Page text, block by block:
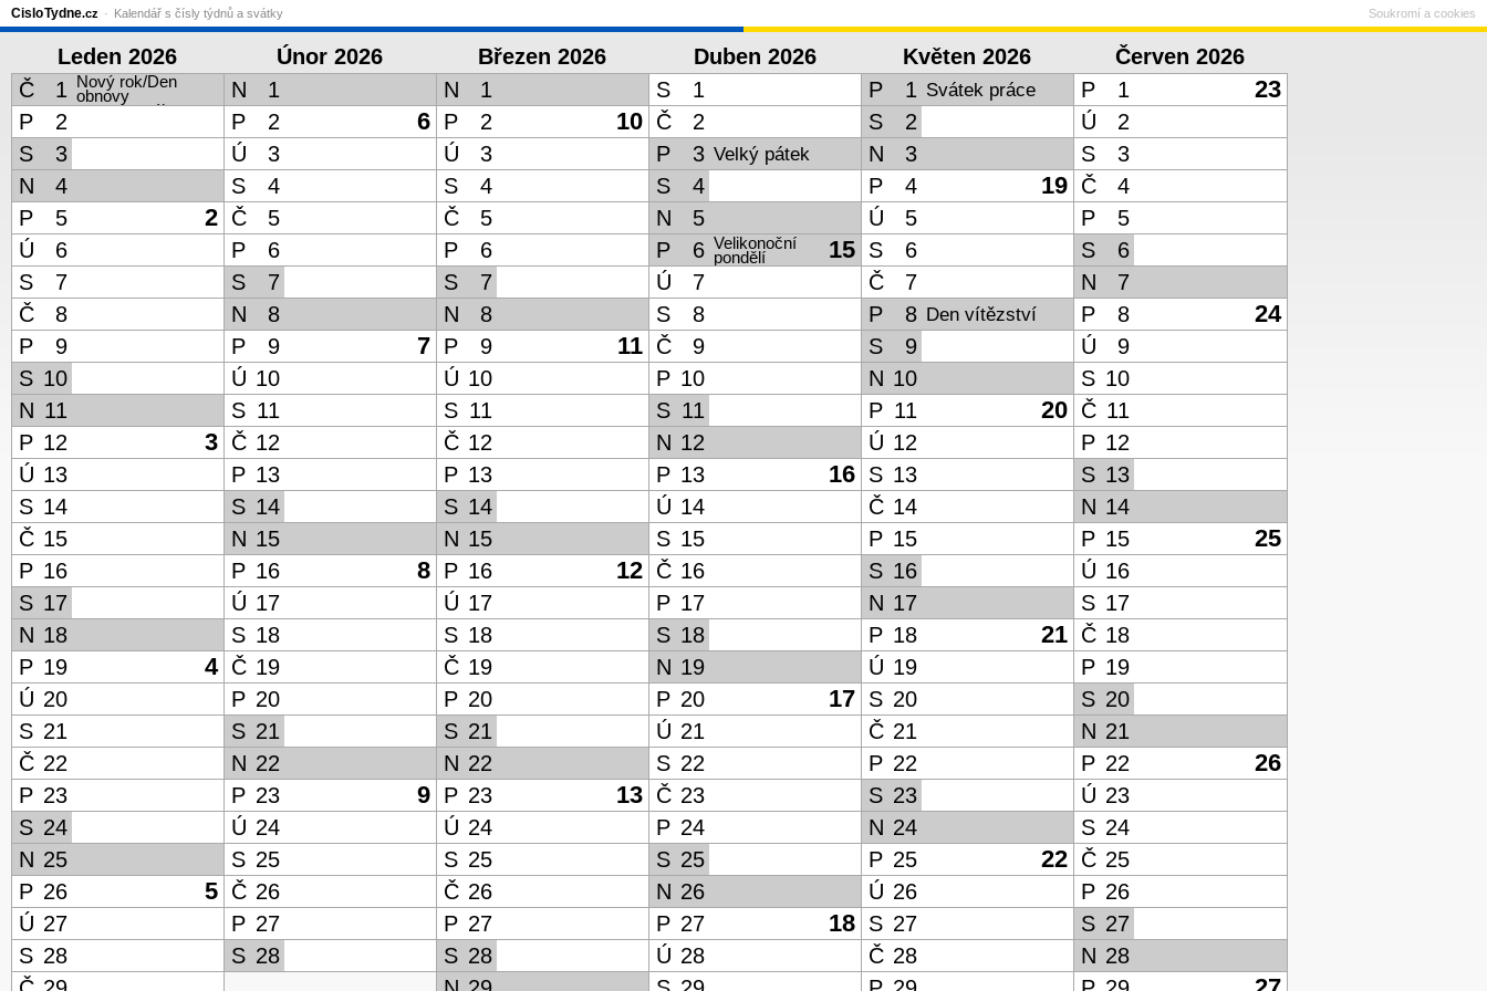
CisloTydne.cz Kalendář s čísly týdnů a svátky Soukromí a cookies
Leden 2026 Únor 2026 Březen 2026 Duben 2026 Květen 2026
Červen 2026
Č
1 Nový rok/​Den
obnovy
samostatného
N 1 N 1 S 1 P 1 Svátek práce P 1 23
P 2 P 2 6 P 2 10 Č 2 S 2 Ú
2
S
3 Ú 3 Ú 3 P 3 Velký pátek N 3 S
3
N
4 S 4 S 4 S 4 P 4 19 Č
4
P
5 2 Č 5 Č 5 N 5 Ú 5 P
5
Ú
6 P 6 P 6 P 6 15
Velikonoční
pondělí S 6 S
6
S
7 S 7 S 7 Ú 7 Č 7 N
7
Č
8 N 8 N 8 S 8 P 8 Den vítězství P 8 24
P 9 P 9 7 P 9 11 Č 9 S 9 Ú
9
S 10 Ú 10 Ú 10 P 10 N 10 S 10
N 11 S 11 S 11 S 11 P 11 20 Č 11
P 12 3 Č 12 Č 12 N 12 Ú 12 P 12
Ú 13 P 13 P 13 P 13 16 S 13 S 13
S 14 S 14 S 14 Ú 14 Č 14 N 14
Č 15 N 15 N 15 S 15 P 15 P 15 25
P 16 P 16 8 P 16 12 Č 16 S 16 Ú 16
S 17 Ú 17 Ú 17 P 17 N 17 S 17
N 18 S 18 S 18 S 18 P 18 21 Č 18
P 19 4 Č 19 Č 19 N 19 Ú 19 P 19
Ú 20 P 20 P 20 P 20 17 S 20 S 20
S 21 S 21 S 21 Ú 21 Č 21 N 21
Č 22 N 22 N 22 S 22 P 22 P 22 26
P 23 P 23 9 P 23 13 Č 23 S 23 Ú 23
S 24 Ú 24 Ú 24 P 24 N 24 S 24
N 25 S 25 S 25 S 25 P 25 22 Č 25
P 26 5 Č 26 Č 26 N 26 Ú 26 P 26
Ú 27 P 27 P 27 P 27 18 S 27 S 27
S 28 S 28 S 28 Ú 28 Č 28 N 28